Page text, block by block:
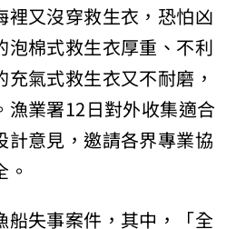
又沒穿救生衣，恐怕凶
棉式救生衣厚重、不利
氣式救生衣又不耐磨，
業署12日對外收集適合
意見，邀請各界專業協